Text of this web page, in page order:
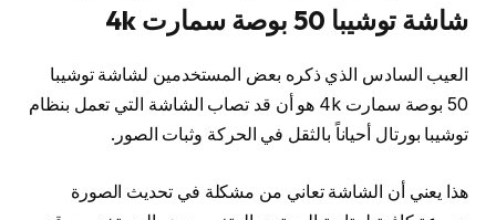
شاشة توشيبا 50 بوصة سمارت 4k
العيب السادس الذي ذكره بعض المستخدمين لشاشة توشيبا
50 بوصة سمارت 4k هو أن قد تصاب الشاشة التي تعمل بنظام
توشيبا بورتال أحياناً بالثقل في الحركة وثبات الصور.
هذا يعني أن الشاشة تعاني من مشكلة في تحديث الصورة